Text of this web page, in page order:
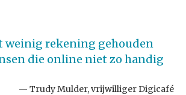
weinig rekening gehouden
die online niet zo handig
Trudy Mulder, vrijwilliger Digicafé